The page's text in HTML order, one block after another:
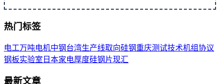
热门标签
电工万吨电机中钢台湾生产线取向硅钢重庆测试技术机组协议
钢板实验室 日本家电厚度硅钢片现汇
最新文章